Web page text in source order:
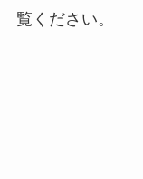
覧ください。